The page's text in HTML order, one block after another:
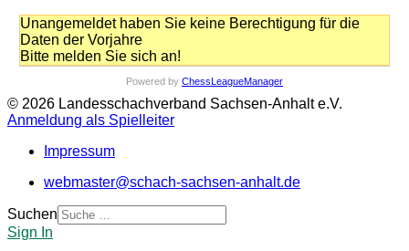
Unangemeldet haben Sie keine Berechtigung für die
Daten der Vorjahre
Bitte melden Sie sich an!
Powered by ChessLeagueManager
© 2026 Landesschachverband Sachsen-Anhalt e.V.
Anmeldung als Spielleiter
Impressum
webmaster@schach-sachsen-anhalt.de
Suchen
Sign In